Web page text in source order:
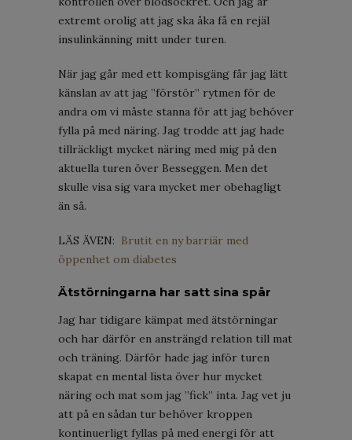
extremt orolig att jag ska åka få en rejäl
insulinkänning mitt under turen.
När jag går med ett kompisgäng får jag lätt
känslan av att jag ”förstör” rytmen för de
andra om vi måste stanna för att jag behöver
fylla på med näring. Jag trodde att jag hade
tillräckligt mycket näring med mig på den
aktuella turen över Besseggen. Men det
skulle visa sig vara mycket mer obehagligt
än så.
LÄS ÄVEN: Brutit en ny barriär med
öppenhet om diabetes
Ätstörningarna har satt sina spår
Jag har tidigare kämpat med ätstörningar
och har därför en ansträngd relation till mat
och träning. Därför hade jag inför turen
skapat en mental lista över hur mycket
näring och mat som jag ”fick” inta. Jag vet ju
att på en sådan tur behöver kroppen
kontinuerligt fyllas på med energi för att